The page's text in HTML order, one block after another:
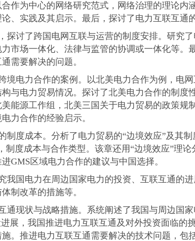
作为中心的网络研究范式，网络治理的理论内
、实践及其启示。最后，探讨了电力互联互通
探讨了跨国电网互联与运营的制度安排。研究
市场一体化、法律与监管的协调或一体化等。
需要解决的问题。
境电力合作的案例。以北美电力合作为例，电
与电力贸易情况。探讨了北美电力合作的制度
能源工作组，北美三国关于电力贸易的政策规
力合作的经验启示。
制度成本。分析了电力贸易的“边境效应”及其
制度成本与合作类型。该章还用“边境效应”理
进GMS 区域电力合作的建议与中国选择。
我国电力在周边国家电力的投资、互联互通的
制改革的措施等。
通现状与战略措施。系统阐述了我国与周边国家
展，我国推进电力互联互通及对外投资面临的
。推进电力互联互通需要解决的技术问题，包